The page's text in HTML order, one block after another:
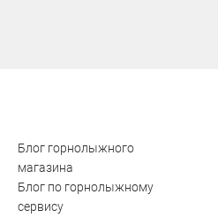
Блог горнолыжного
магазина
Блог по горнолыжному
сервису